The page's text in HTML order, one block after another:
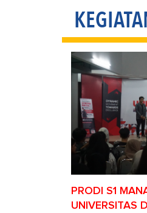
PRODI S1
UNIVERSITAS